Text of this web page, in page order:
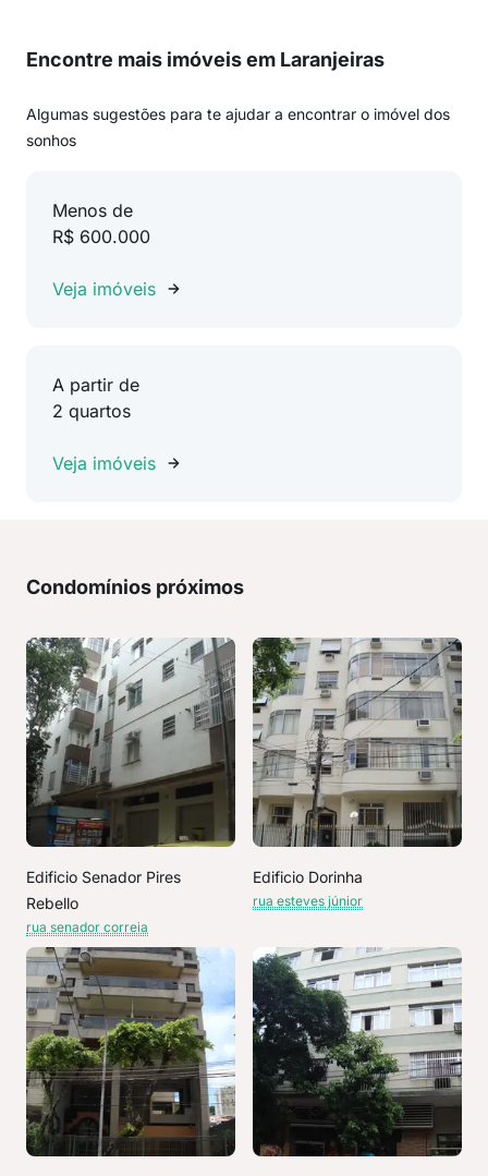
Encontre mais imóveis em Laranjeiras
Algumas sugestões para te ajudar a encontrar o imóvel dos
sonhos
Menos de
R$ 600.000
Veja imóveis
A partir de
2 quartos
Veja imóveis
Condomínios próximos
Edificio Senador Pires
Rebello
rua senador correia
Edificio Dorinha
rua esteves júnior